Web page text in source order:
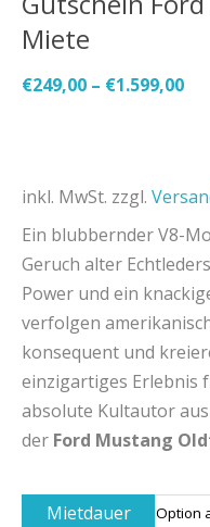
Miete
€249,00 – €1.599,00
inkl. MwSt. zzgl.
Ein blubbernder V8-
Geruch alter
Power und ein
verfolgen
konsequent und
einzigartiges Erlebnis
absolute Kultautor
der Ford Mustang
Mietdauer